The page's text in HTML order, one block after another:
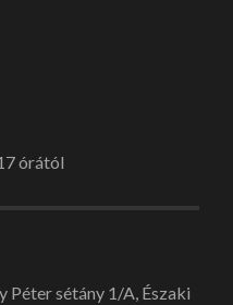
órától
Péter sétány 1/A, Északi